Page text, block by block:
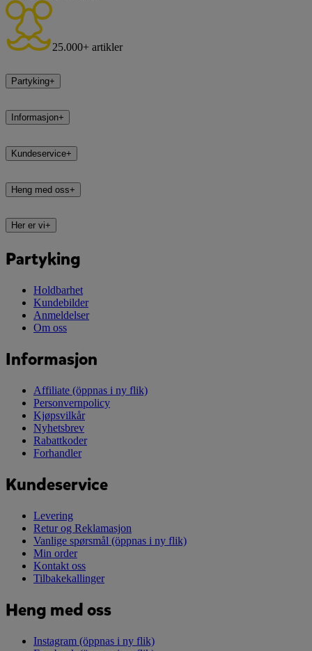
25.000+ artikler
Partyking+
Informasjon+
Kundeservice+
Heng med oss+
Her er vi+
Partyking
Holdbarhet
Kundebilder
Anmeldelser
Om oss
Informasjon
Affiliate (öppnas i ny flik)
Personvernpolicy
Kjøpsvilkår
Nyhetsbrev
Rabattkoder
Forhandler
Kundeservice
Levering
Retur og Reklamasjon
Vanlige spørsmål (öppnas i ny flik)
Min order
Kontakt oss
Tilbakekallinger
Heng med oss
Instagram (öppnas i ny flik)